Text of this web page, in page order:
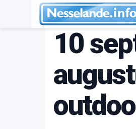
Nesselande INFO nieuws uit
10